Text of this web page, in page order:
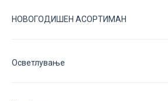
НОВОГОДИШЕН АСОРТИМАН
Осветлување